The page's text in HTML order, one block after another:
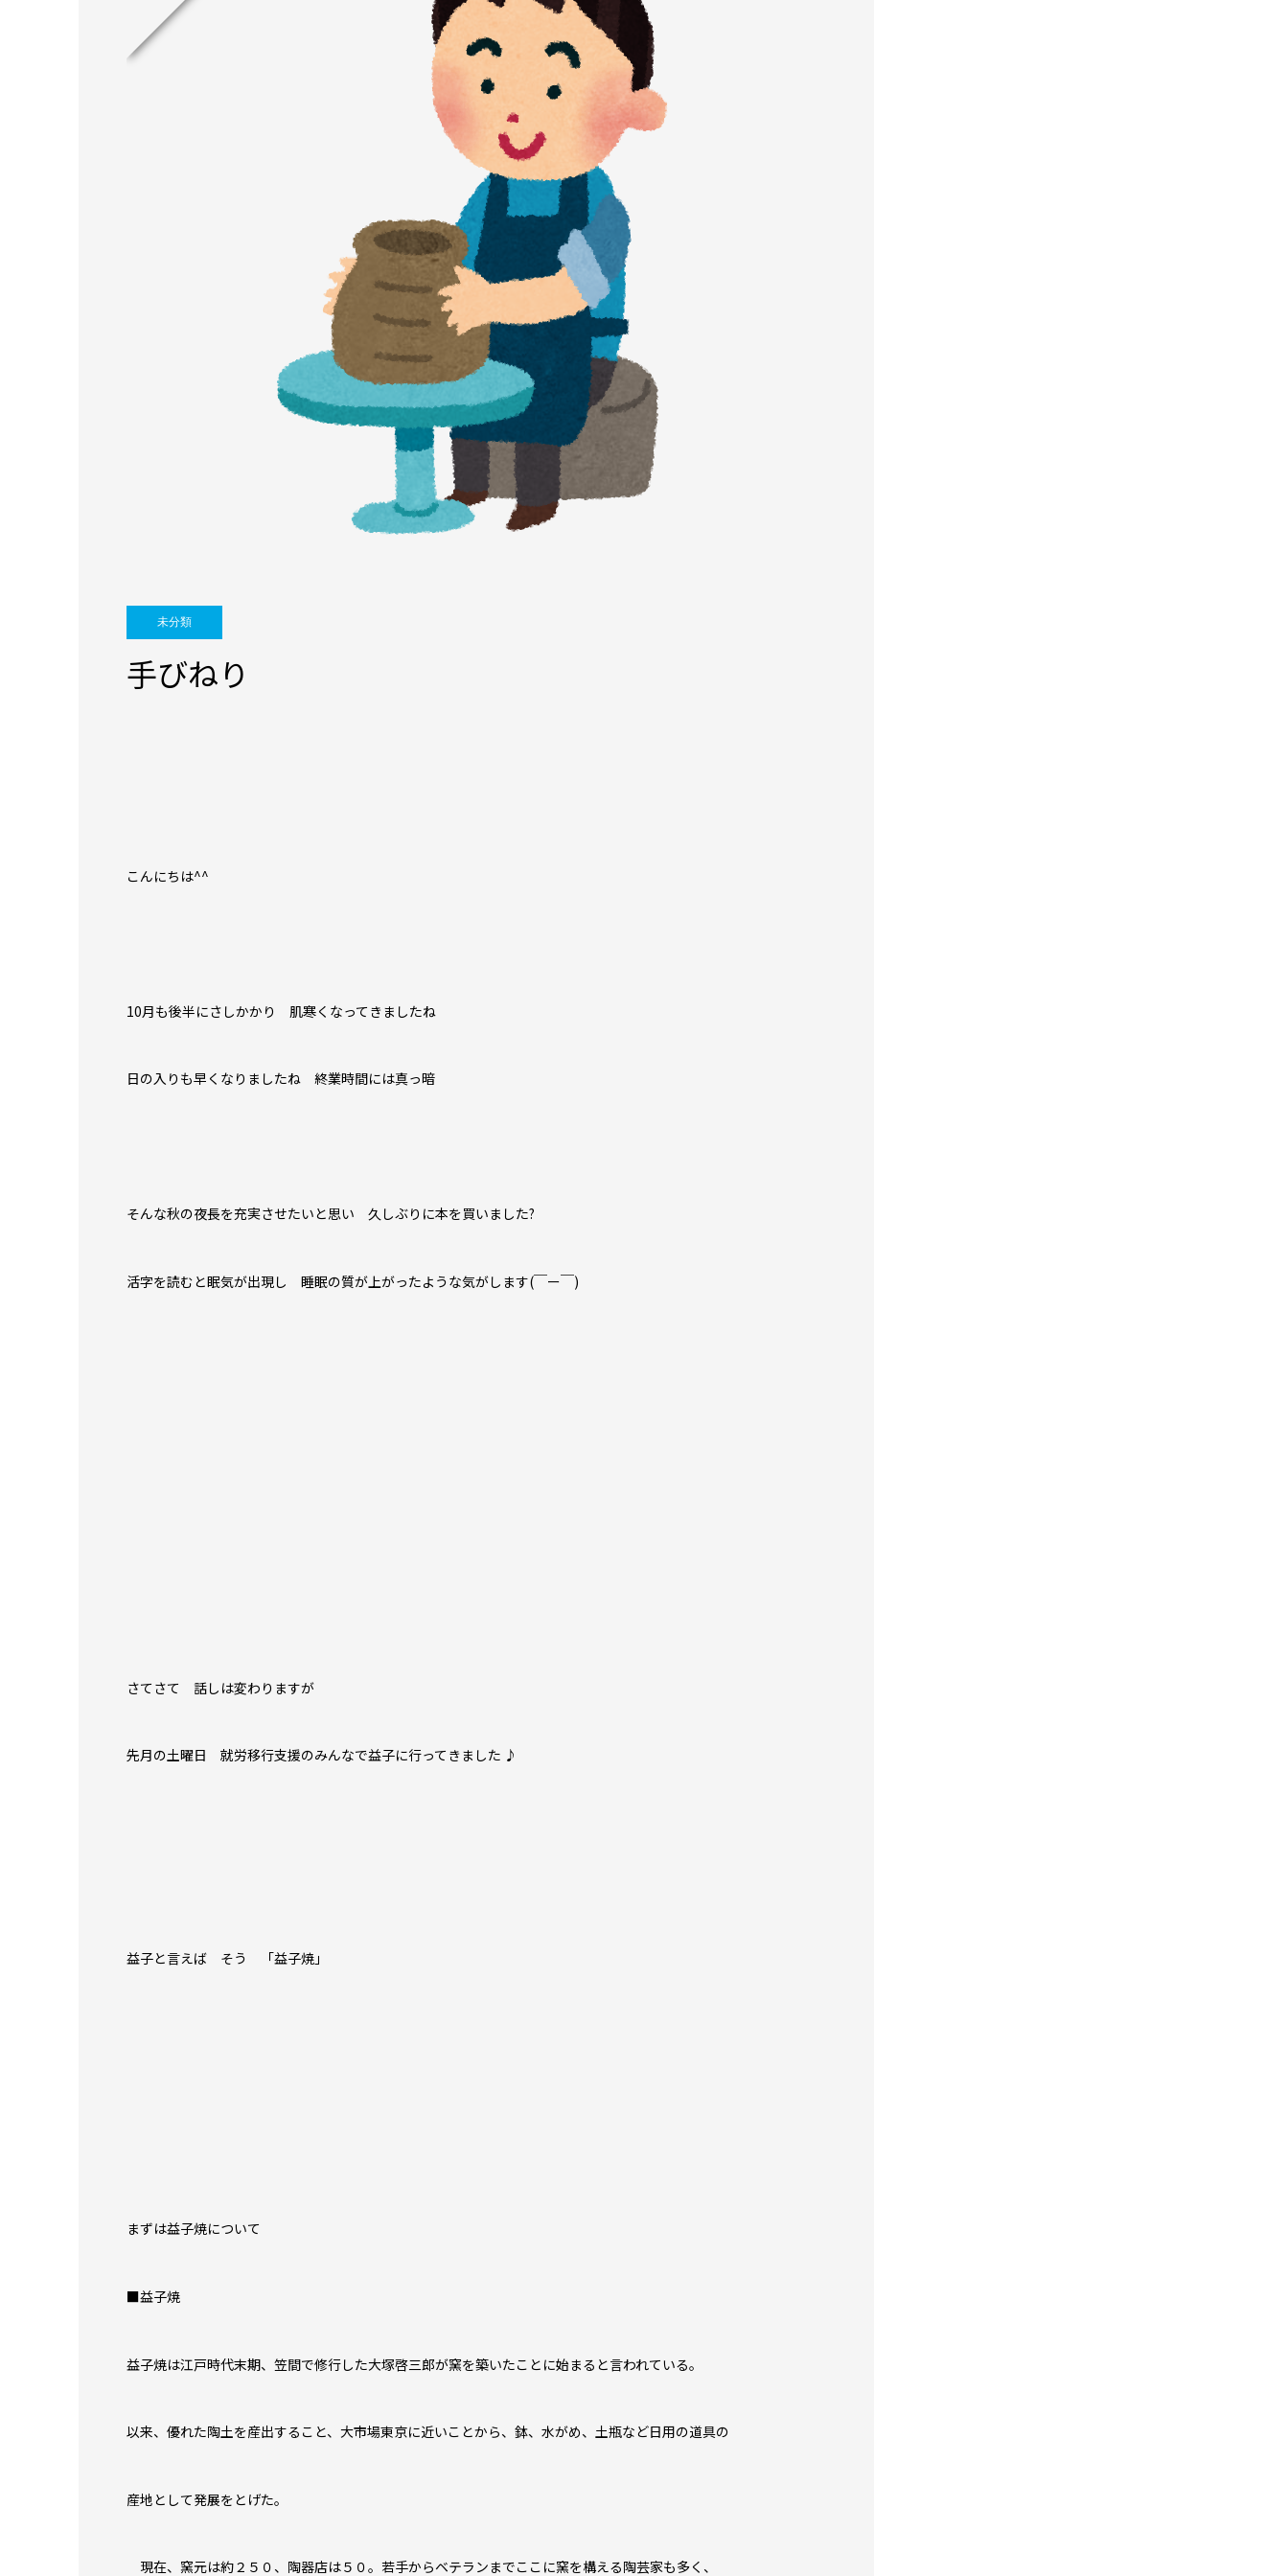
未分類
手びねり
こんにちは^^
10月も後半にさしかかり 肌寒くなってきましたね
日の入りも早くなりましたね 終業時間には真っ暗
そんな秋の夜長を充実させたいと思い 久しぶりに本を買いました?
活字を読むと眠気が出現し 睡眠の質が上がったような気がします(￣ー￣)
さてさて 話しは変わりますが
先月の土曜日 就労移行支援のみんなで益子に行ってきました ♪
益子と言えば そう 「益子焼」
まずは益子焼について
■益子焼
益子焼は江戸時代末期、笠間で修行した大塚啓三郎が窯を築いたことに始まると言われている。
以来、優れた陶土を産出すること、大市場東京に近いことから、鉢、水がめ、土瓶など日用の道具の
産地として発展をとげた。
現在、窯元は約２５０、陶器店は５０。若手からベテランまでここに窯を構える陶芸家も多く、